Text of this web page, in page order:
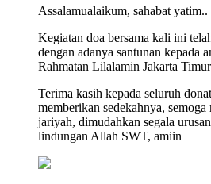
Assalamualaikum, sahabat yatim..
Kegiatan doa bersama kali ini
dengan adanya santunan kepada
Rahmatan Lilalamin Jakarta
Terima kasih kepada seluruh
memberikan sedekahnya,
jariyah, dimudahkan segala
lindungan Allah SWT, amiin